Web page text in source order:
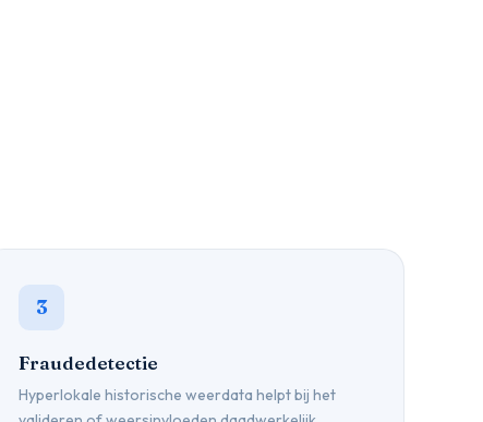
3
Fraudedetectie
Hyperlokale historische weerdata helpt bij het